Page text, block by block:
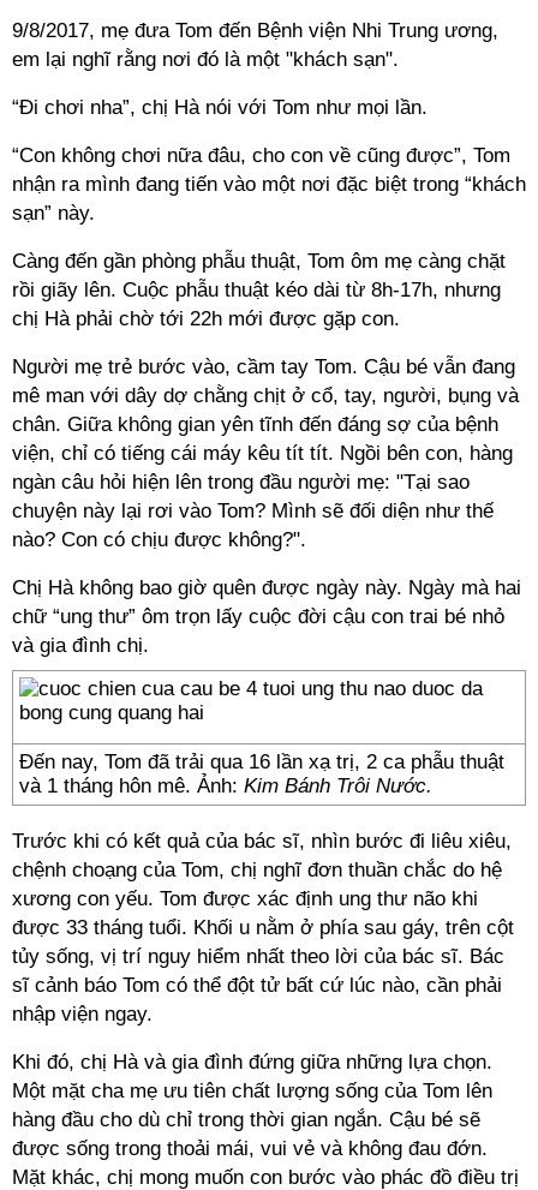
9/8/2017, mẹ đưa Tom đến Bệnh viện Nhi Trung ương,
em lại nghĩ rằng nơi đó là một "khách sạn".
“Đi chơi nha”, chị Hà nói với Tom như mọi lần.
“Con không chơi nữa đâu, cho con về cũng được”, Tom
nhận ra mình đang tiến vào một nơi đặc biệt trong “khách
sạn” này.
Càng đến gần phòng phẫu thuật, Tom ôm mẹ càng chặt
rồi giãy lên. Cuộc phẫu thuật kéo dài từ 8h-17h, nhưng
chị Hà phải chờ tới 22h mới được gặp con.
Người mẹ trẻ bước vào, cầm tay Tom. Cậu bé vẫn đang
mê man với dây dợ chằng chịt ở cổ, tay, người, bụng và
chân. Giữa không gian yên tĩnh đến đáng sợ của bệnh
viện, chỉ có tiếng cái máy kêu tít tít. Ngồi bên con, hàng
ngàn câu hỏi hiện lên trong đầu người mẹ: "Tại sao
chuyện này lại rơi vào Tom? Mình sẽ đối diện như thế
nào? Con có chịu được không?".
Chị Hà không bao giờ quên được ngày này. Ngày mà hai
chữ “ung thư” ôm trọn lấy cuộc đời cậu con trai bé nhỏ
và gia đình chị.
Đến nay, Tom đã trải qua 16 lần xạ trị, 2 ca phẫu thuật
và 1 tháng hôn mê. Ảnh: Kim Bánh Trôi Nước.
Trước khi có kết quả của bác sĩ, nhìn bước đi liêu xiêu,
chệnh choạng của Tom, chị nghĩ đơn thuần chắc do hệ
xương con yếu. Tom được xác định ung thư não khi
được 33 tháng tuổi. Khối u nằm ở phía sau gáy, trên cột
tủy sống, vị trí nguy hiểm nhất theo lời của bác sĩ. Bác
sĩ cảnh báo Tom có thể đột tử bất cứ lúc nào, cần phải
nhập viện ngay.
Khi đó, chị Hà và gia đình đứng giữa những lựa chọn.
Một mặt cha mẹ ưu tiên chất lượng sống của Tom lên
hàng đầu cho dù chỉ trong thời gian ngắn. Cậu bé sẽ
được sống trong thoải mái, vui vẻ và không đau đớn.
Mặt khác, chị mong muốn con bước vào phác đồ điều trị